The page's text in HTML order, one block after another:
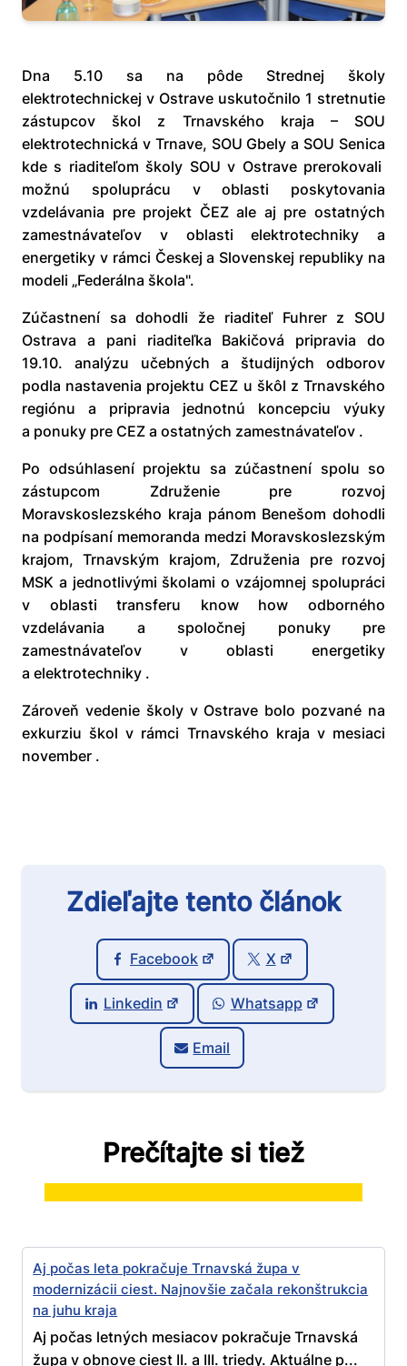
Dna 5.10 sa na pôde Strednej školy
elektrotechnickej v Ostrave uskutočnilo 1 stretnutie
zástupcov škol z Trnavského kraja – SOU
elektrotechnická v Trnave, SOU Gbely a SOU Senica
kde s riaditeľom školy SOU v Ostrave prerokovali
možnú spoluprácu v oblasti poskytovania
vzdelávania pre projekt ČEZ ale aj pre ostatných
zamestnávateľov v oblasti elektrotechniky a
energetiky v rámci Českej a Slovenskej republiky na
modeli „Federálna škola".
Zúčastnení sa dohodli že riaditeľ Fuhrer z SOU
Ostrava a pani riaditeľka Bakičová pripravia do
19.10. analýzu učebných a študijných odborov
podla nastavenia projektu CEZ u škôl z Trnavského
regiónu a pripravia jednotnú koncepciu výuky
a ponuky pre CEZ a ostatných zamestnávateľov .
Po odsúhlasení projektu sa zúčastnení spolu so
zástupcom Združenie pre rozvoj
Moravskoslezského kraja pánom Benešom dohodli
na podpísaní memoranda medzi Moravskoslezským
krajom, Trnavským krajom, Združenia pre rozvoj
MSK a jednotlivými školami o vzájomnej spolupráci
v oblasti transferu know how odborného
vzdelávania a spoločnej ponuky pre
zamestnávateľov v oblasti energetiky
a elektrotechniky .
Zároveň vedenie školy v Ostrave bolo pozvané na
exkurziu škol v rámci Trnavského kraja v mesiaci
november .
Zdieľajte tento článok
Facebook X
Linkedin Whatsapp
Email
Prečítajte si tiež
Aj počas leta pokračuje Trnavská župa v
modernizácii ciest. Najnovšie začala rekonštrukcia
na juhu kraja
Aj počas letných mesiacov pokračuje Trnavská
župa v obnove ciest II. a III. triedy. Aktuálne p...